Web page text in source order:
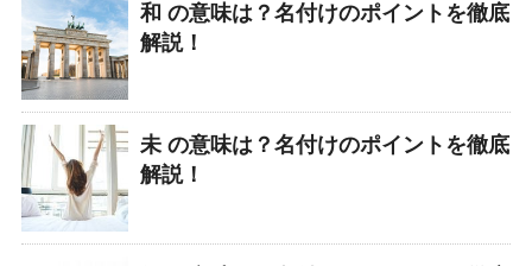
和 の意味は？名付けのポイントを徹底
解説！
未 の意味は？名付けのポイントを徹底
解説！